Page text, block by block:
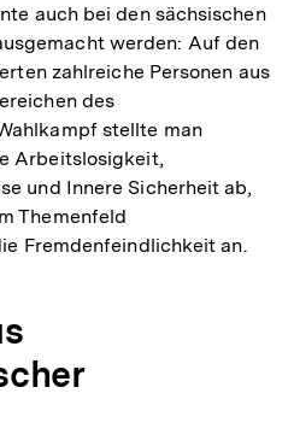
auch bei den sächsischen
werden: Auf den
zahlreiche Personen aus
des
stellte man
Arbeitslosigkeit,
und Innere Sicherheit ab,
Themenfeld
Fremdenfeindlichkeit an.